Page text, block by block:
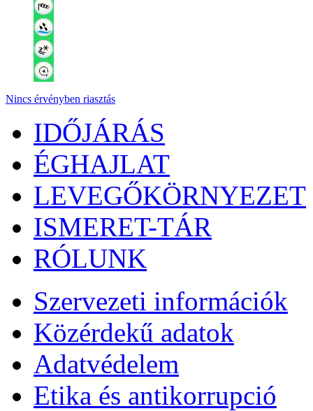
Nincs érvényben riasztás
IDŐJÁRÁS
ÉGHAJLAT
LEVEGŐKÖRNYEZET
ISMERET-TÁR
RÓLUNK
Szervezeti információk
Közérdekű adatok
Adatvédelem
Etika és antikorrupció